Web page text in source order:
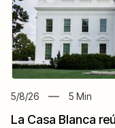
5/8/26 5 Min
La Casa Blanca